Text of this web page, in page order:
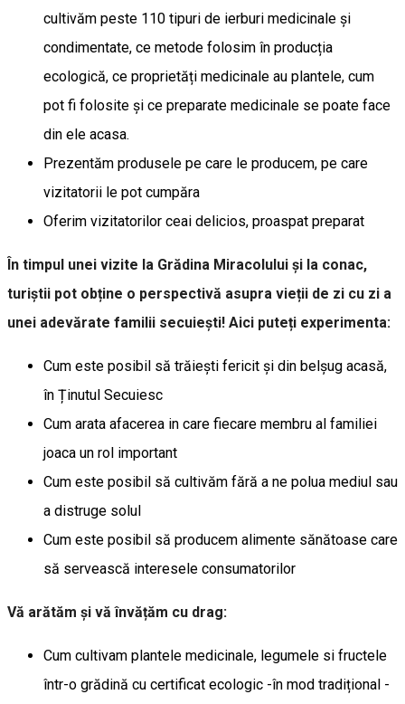
cultivăm peste 110 tipuri de ierburi medicinale și
condimentate, ce metode folosim în producția
ecologică, ce proprietăți medicinale au plantele, cum
pot fi folosite și ce preparate medicinale se poate face
din ele acasa.
Prezentăm produsele pe care le producem, pe care
vizitatorii le pot cumpăra
Oferim vizitatorilor ceai delicios, proaspat preparat
În timpul unei vizite la Grădina Miracolului și la conac,
turiștii pot obține o perspectivă asupra vieții de zi cu zi a
unei adevărate familii secuiești! Aici puteți experimenta:
Cum este posibil să trăiești fericit și din belșug acasă,
în Ținutul Secuiesc
Cum arata afacerea in care fiecare membru al familiei
joaca un rol important
Cum este posibil să cultivăm fără a ne polua mediul sau
a distruge solul
Cum este posibil să producem alimente sănătoase care
să servească interesele consumatorilor
Vă arătăm și vă învățăm cu drag:
Cum cultivam plantele medicinale, legumele si fructele
într-o grădină cu certificat ecologic -în mod tradițional -